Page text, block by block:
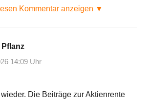
Kommentar anzeigen ▼
Pflanz
14:09 Uhr
Die Beiträge zur Aktienrente